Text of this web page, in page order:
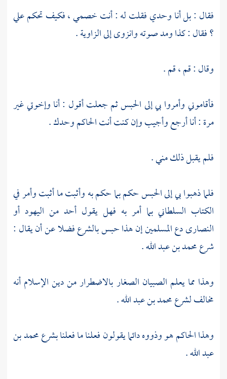
فقال : بل أنا وحدي فقلت له : أنت خصمي ، فكيف تحكم علي
؟ فقال : كذا ومد صوته وانزوى إلى الزاوية .
وقال : قم ، قم .
فأقاموني وأمروا بي إلى الحبس ثم جعلت أقول : أنا وإخوتي غير
مرة : أنا أرجع وأجيب وإن كنت أنت الحاكم وحدك .
فلم يقبل ذلك مني .
فلما ذهبوا بي إلى الحبس حكم بما حكم به وأثبت ما أثبت وأمر في
الكتاب السلطاني بما أمر به فهل يقول أحد من اليهود أو
النصارىدع المسلمين إن هذا حبس بالشرع فضلا عن أن يقال :
شرعمحمد بن عبد الله.
وهذا مما يعلم الصبيان الصغار بالاضطرار من دين الإسلام أنه
مخالف لشرعمحمد بن عبد الله.
وهذا الحاكم هو وذووه دائما يقولون فعلنا ما فعلنا بشرعمحمد بن
عبد الله.